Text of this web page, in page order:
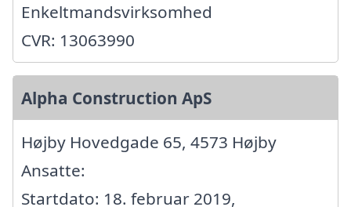
Enkeltmandsvirksomhed
CVR: 13063990
Alpha Construction ApS
Højby Hovedgade 65, 4573 Højby
Ansatte:
Startdato: 18. februar 2019,